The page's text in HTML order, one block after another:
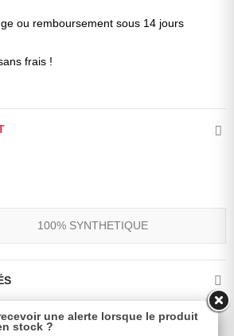
ou remboursement sous 14 jours
frais !
100% SYNTHETIQUE
une alerte lorsque le produit
stock ?